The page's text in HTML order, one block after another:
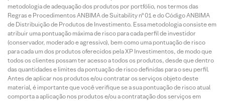
metodologia de adequação dos produtos por portfólio, nos termos das
Regras e Procedimentos ANBIMA de Suitability nº 01 e do Código ANBIMA
de Distribuição de Produtos de Investimento. Essa metodologia consiste em
atribuir uma pontuação máxima de risco para cada perfil de investidor
(conservador, moderado e agressivo), bem como uma pontuação de risco
para cada um dos produtos oferecidos pela XP Investimentos, de modo que
todos os clientes possam ter acesso a todos os produtos, desde que dentro
das quantidades e limites da pontuação de risco definidas para o seu perfil.
Antes de aplicar nos produtos e/ou contratar os serviços objeto deste
material, é importante que você verifique se a sua pontuação de risco atual
comporta a aplicação nos produtos e/ou a contratação dos serviços em